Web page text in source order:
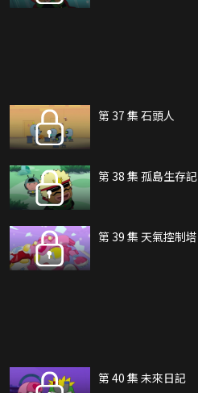
第 37 集 石頭人
第 38 集 孤島生存記
第 39 集 天氣控制塔
第 40 集 未來日記